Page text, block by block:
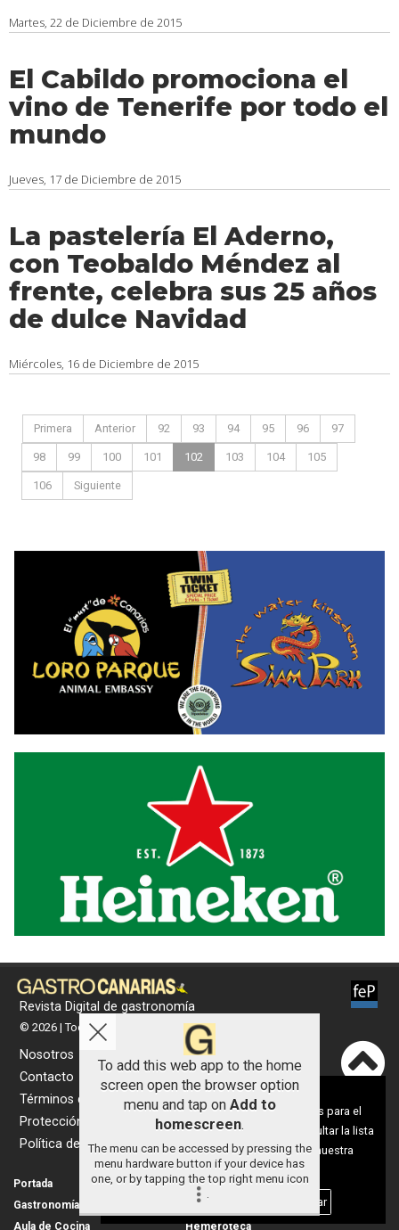
Martes, 22 de Diciembre de 2015
El Cabildo promociona el
vino de Tenerife por todo el
mundo
Jueves, 17 de Diciembre de 2015
La pastelería El Aderno,
con Teobaldo Méndez al
frente, celebra sus 25 años
de dulce Navidad
Miércoles, 16 de Diciembre de 2015
Primera Anterior 92 93 94 95 96 97
98 99 100 101 102 103 104 105
106 Siguiente
Revista Digital de gastronomía
© 2026 | Todos los derechos reservados
Nosotros
Contacto
Términos de uso
Protección de datos
Política de cookies
Portada
Actualidad
Gastronomía
Universo 'GastroCanalla'
Aula de Cocina
Hemeroteca
To add this web app to the home
screen open the browser option
menu and tap on Add to
homescreen.
The menu can be accessed by pressing the
menu hardware button if your device has
one, or by tapping the top right menu icon
.
Aviso sobre el Uso de cookies:
Utilizamos cookies nuestras y de terceros para el
funcionamiento del digital. Puedes consultar la lista
de cookies y como desconectarlas. Ver nuestra
Política de Privacidad y Cookies
Aceptar Cookies Personalizar